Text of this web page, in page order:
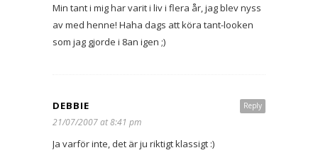
Min tant i mig har varit i liv i flera år, jag blev nyss
av med henne! Haha dags att köra tant-looken
som jag gjorde i 8an igen ;)
Reply
DEBBIE
21/07/2007 at 8:41 pm
Ja varför inte, det är ju riktigt klassigt :)